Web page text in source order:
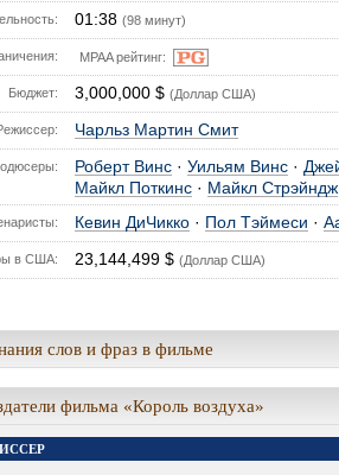
01:38 (98 минут)
MPAA рейтинг:
Бюджет: 3,000,000 $ (Доллар США)
Чарльз Мартин Смит
Роберт Винс · Уильям Винс ·
Майкл Поткинс · Майкл Стрэйндж
Кевин ДиЧикко · Пол Тэймеси ·
в США: 23,144,499 $ (Доллар США)
слов и фраз в фильме
фильма «Король воздуха»